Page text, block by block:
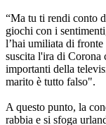
“Ma tu ti rendi conto
giochi con i
l’hai umiliata di
suscita l'ira di Corona
importanti della
marito è tutto falso".
A questo punto, la
rabbia e si sfoga